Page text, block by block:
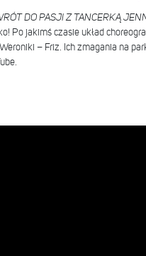
DO PASJI Z TANCERKĄ
Po jakimś czasie układ
– Friz. Ich zmagania na